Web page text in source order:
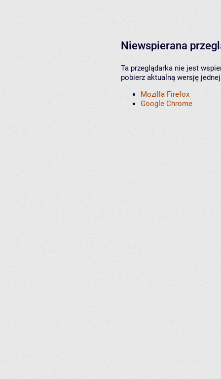
Niewspierana
Ta przeglądarka nie jest
pobierz aktualną wersję
Mozilla Firefox
Google Chrome